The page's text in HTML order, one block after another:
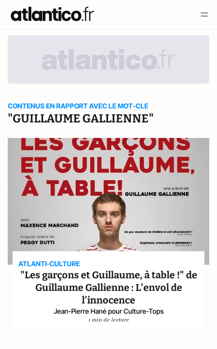
CONTENUS EN RAPPORT AVEC LE MOT-CLE
"GUILLAUME GALLIENNE"
ATLANTI-CULTURE
"Les garçons et Guillaume, à table !" de
Guillaume Gallienne : L’envol de
l’innocence
Jean-Pierre Hané pour Culture-Tops
1 min de lecture